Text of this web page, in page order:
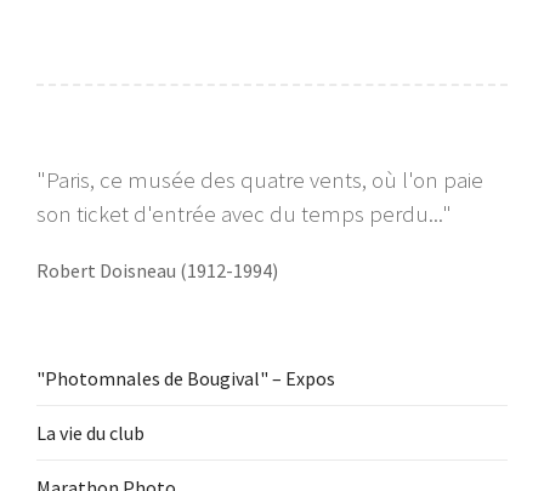
"Paris, ce musée des quatre vents, où l'on paie
son ticket d'entrée avec du temps perdu..."
Robert Doisneau (1912-1994)
"Photomnales de Bougival" – Expos
La vie du club